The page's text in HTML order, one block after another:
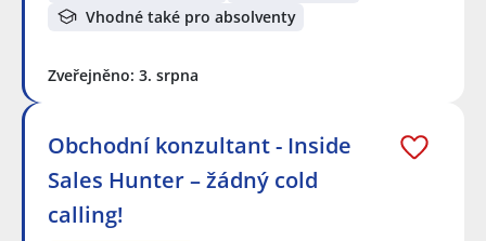
Vhodné také pro absolventy
Zveřejněno: 3. srpna
Obchodní konzultant - Inside
Sales Hunter – žádný cold
calling!